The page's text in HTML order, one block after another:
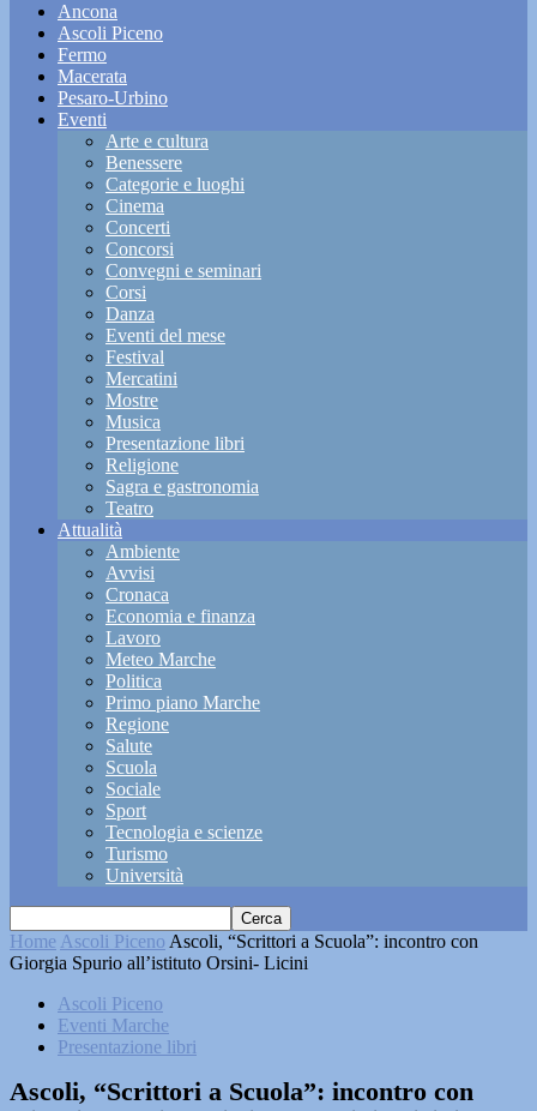
Ancona
Ascoli Piceno
Fermo
Macerata
Pesaro-Urbino
Eventi
Arte e cultura
Benessere
Categorie e luoghi
Cinema
Concerti
Concorsi
Convegni e seminari
Corsi
Danza
Eventi del mese
Festival
Mercatini
Mostre
Musica
Presentazione libri
Religione
Sagra e gastronomia
Teatro
Attualità
Ambiente
Avvisi
Cronaca
Economia e finanza
Lavoro
Meteo Marche
Politica
Primo piano Marche
Regione
Salute
Scuola
Sociale
Sport
Tecnologia e scienze
Turismo
Università
Home Ascoli Piceno Ascoli, “Scrittori a Scuola”: incontro con
Giorgia Spurio all’istituto Orsini- Licini
Ascoli Piceno
Eventi Marche
Presentazione libri
Ascoli, “Scrittori a Scuola”: incontro con